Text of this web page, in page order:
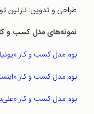
طراحی و تدوین: نازنین
نمونه‌‌های مدل کسب و
بوم مدل کسب و کار
بوم مدل کسب و کار
بوم مدل کسب و کار